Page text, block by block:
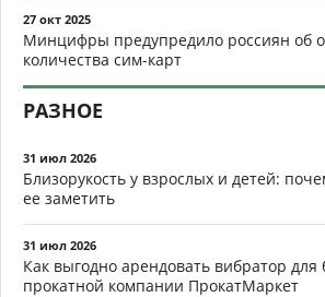
27 окт 2025
Минцифры предупредило россиян об
количества сим-карт
РАЗНОЕ
31 июл 2026
Близорукость у взрослых и детей:
ее заметить
31 июл 2026
Как выгодно арендовать вибратор для
прокатной компании ПрокатМаркет